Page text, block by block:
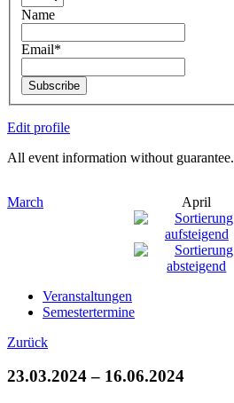
Name
Email*
Subscribe
Edit profile
All event information without guarantee.
March April
Veranstaltungen
Semestertermine
Zurück
23.03.2024 – 16.06.2024